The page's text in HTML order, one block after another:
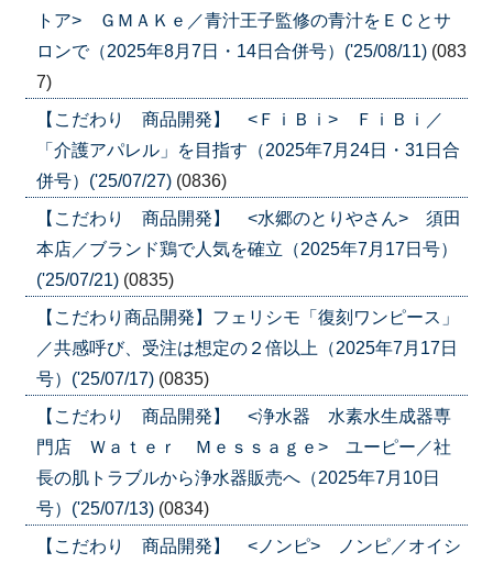
トア> ＧＭＡＫｅ／青汁王子監修の青汁をＥＣとサ
ロンで（2025年8月7日・14日合併号）('25/08/11) (083
7)
【こだわり 商品開発】 <ＦｉＢｉ> ＦｉＢｉ／
「介護アパレル」を目指す（2025年7月24日・31日合
併号）('25/07/27) (0836)
【こだわり 商品開発】 <水郷のとりやさん> 須田
本店／ブランド鶏で人気を確立（2025年7月17日号）
('25/07/21) (0835)
【こだわり商品開発】フェリシモ「復刻ワンピース」
／共感呼び、受注は想定の２倍以上（2025年7月17日
号）('25/07/17) (0835)
【こだわり 商品開発】 <浄水器 水素水生成器専
門店 Ｗａｔｅｒ Ｍｅｓｓａｇｅ> ユーピー／社
長の肌トラブルから浄水器販売へ（2025年7月10日
号）('25/07/13) (0834)
【こだわり 商品開発】 <ノンピ> ノンピ／オイシ